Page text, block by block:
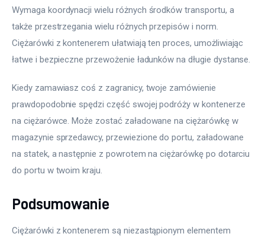
Wymaga koordynacji wielu różnych środków transportu, a
także przestrzegania wielu różnych przepisów i norm.
Ciężarówki z kontenerem ułatwiają ten proces, umożliwiając
łatwe i bezpieczne przewożenie ładunków na długie dystanse.
Kiedy zamawiasz coś z zagranicy, twoje zamówienie
prawdopodobnie spędzi część swojej podróży w kontenerze
na ciężarówce. Może zostać załadowane na ciężarówkę w
magazynie sprzedawcy, przewiezione do portu, załadowane
na statek, a następnie z powrotem na ciężarówkę po dotarciu
do portu w twoim kraju.
Podsumowanie
Ciężarówki z kontenerem są niezastąpionym elementem